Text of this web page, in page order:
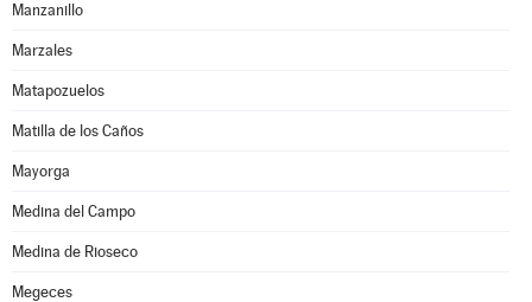
Manzanillo
Marzales
Matapozuelos
Matilla de los Caños
Mayorga
Medina del Campo
Medina de Rioseco
Megeces